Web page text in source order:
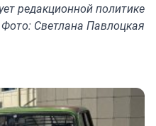
редакционной политике
Фото: Светлана Павлоцкая